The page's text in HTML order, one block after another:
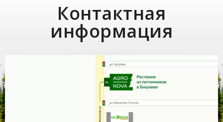
Контактная
информация